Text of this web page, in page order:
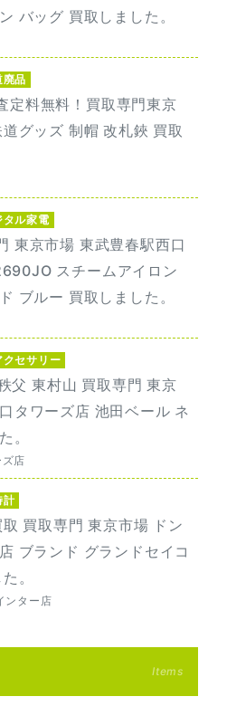
バッグ 買取しました。
廃品
定料無料！買取専門東京
グッズ 制帽 改札鋏 買取
タル家電
東京市場 東武豊春駅西口
スチームアイロン
ブルー 買取しました。
クセサリー
父 東村山 買取専門 東京
タワーズ店 池田ベール ネ
。
店
計
買取専門 東京市場 ドン
ブランド グランドセイコ
。
ンター店
Items